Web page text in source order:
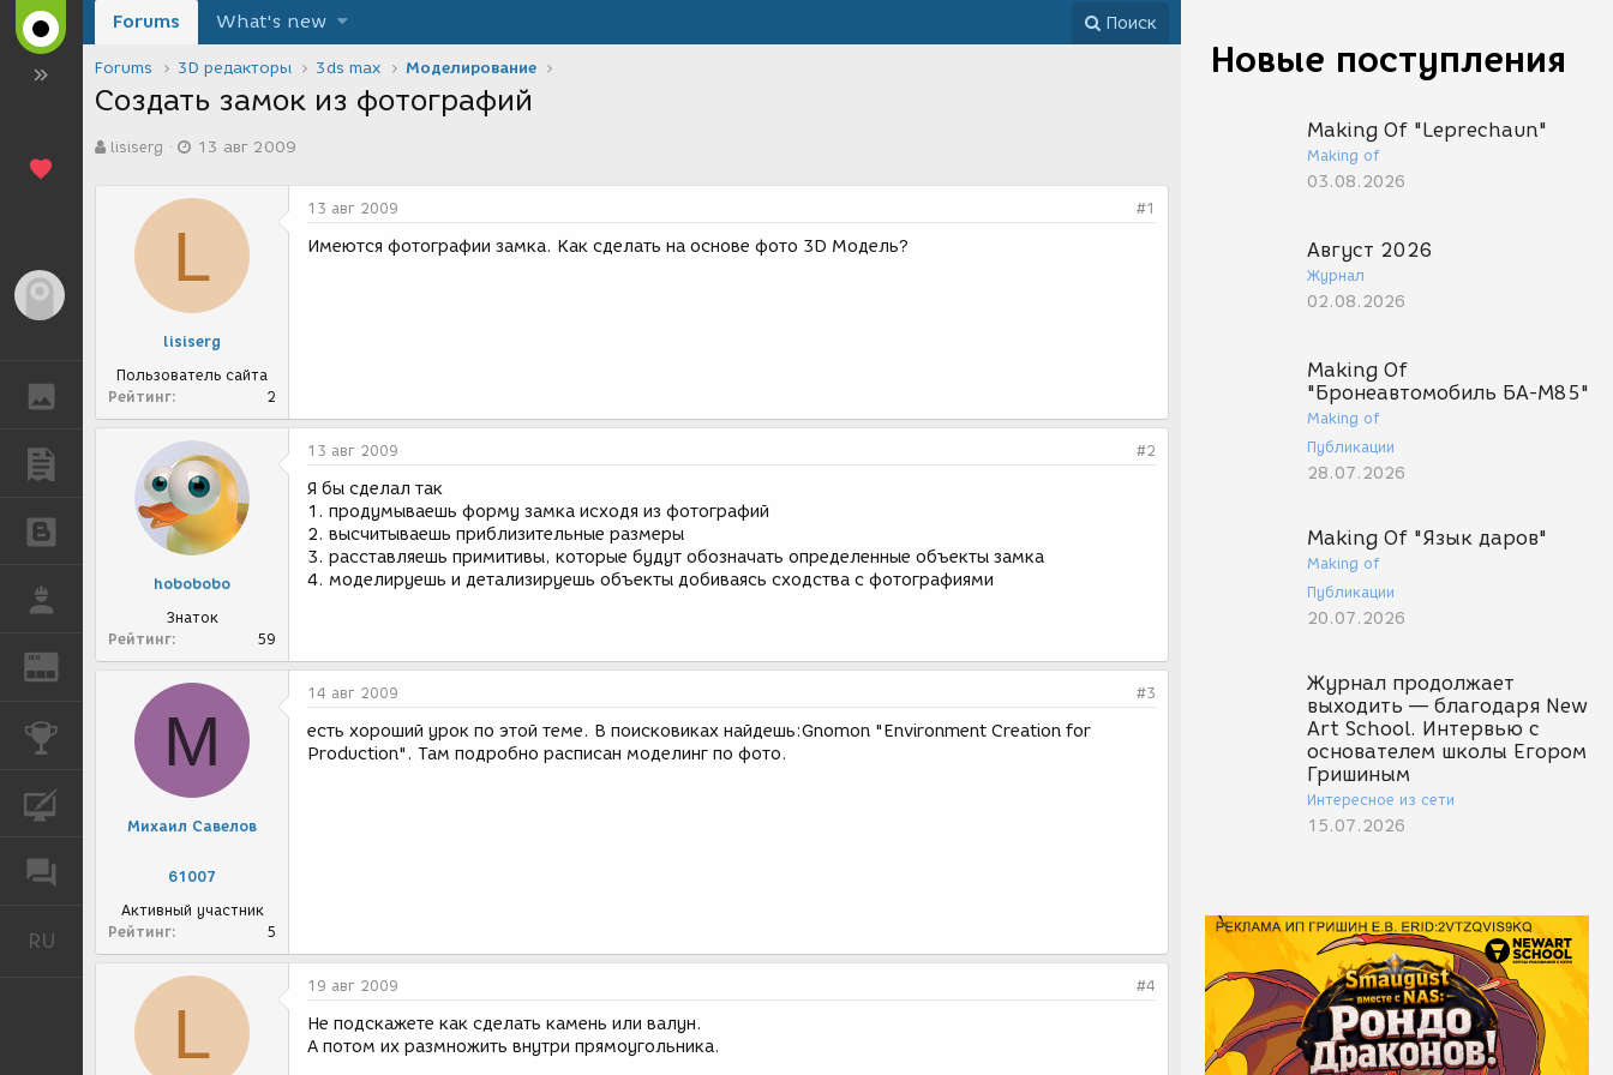
ГАЛЕРЕЯ
ПУБЛИКАЦИИ
БЛОГИ
REN ЖУРНАЛ
КОНКУРСЫ
RU Русский
Новые поступления
Making Of "Leprechaun"
Making of
03.08.2026
Август 2026
Журнал
02.08.2026
Making Of
"Бронеавтомобиль БА-М85"
Making of
Публикации
28.07.2026
Making Of "Язык даров"
Making of
Публикации
20.07.2026
Журнал продолжает
выходить — благодаря New
Art School. Интервью с
основателем школы Егором
Гришиным
Интересное из сети
15.07.2026
Forums What's new Поиск
Forums 3D редакторы 3ds max Моделирование
Создать замок из фотографий
в
lisiserg
а
а
д
и
я
13 авг 2009
L
lisiserg
Пользователь сайта
Рейтинг
2
13 авг 2009 #1
Имеются фотографии замка. Как сделать на основе фото 3D Модель?
hobobobo
Знаток
Рейтинг
59
13 авг 2009 #2
Я бы сделал так
1. продумываешь форму замка исходя из фотографий
2. высчитываешь приблизительные размеры
3. расставляешь примитивы, которые будут обозначать определенные объекты замка
4. моделируешь и детализируешь объекты добиваясь сходства с фотографиями
М
Михаил Савелов
61007
Активный участник
Рейтинг
5
14 авг 2009 #3
есть хороший урок по этой теме. В поисковиках найдешь:Gnomon "Environment Creation for
Production". Там подробно расписан моделинг по фото.
L
19 авг 2009 #4
Не подскажете как сделать камень или валун.
А потом их размножить внутри прямоугольника.